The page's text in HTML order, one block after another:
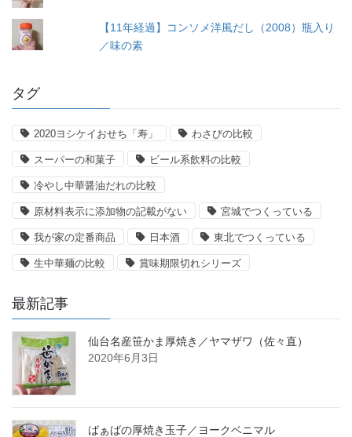
【11年経過】コンソメ洋風だし（2008）瓶入り
／味の素
タグ
2020ヨシケイおせち「寿」 わさびの比較
スーパーの和菓子 ビール系飲料の比較
冷やし中華醤油だれの比較
原材料表示に添加物の記載がない 宮城でつくっている
我が家の定番商品 日本酒 東北でつくっている
生中華麺の比較 賞味期限切れシリーズ
最新記事
仙台名産笹かま厚焼き／ヤマザワ（佐々直）
2020年6月3日
ばぁばの厚焼き玉子／ヨークベニマル